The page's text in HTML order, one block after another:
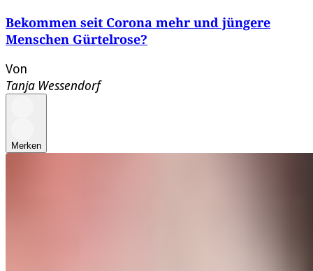
Bekommen seit Corona mehr und jüngere
Menschen Gürtelrose?
Von
Tanja Wessendorf
Merken